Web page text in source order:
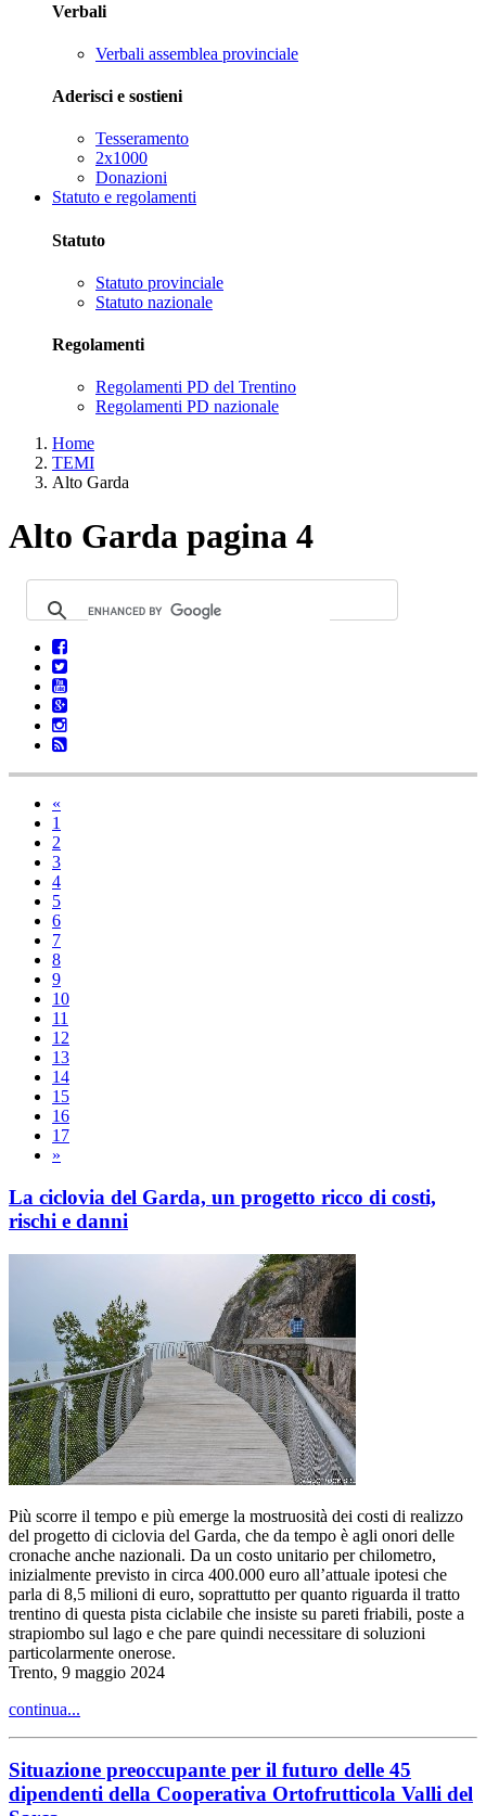
Verbali
Verbali assemblea provinciale
Aderisci e sostieni
Tesseramento
2x1000
Donazioni
Statuto e regolamenti
Statuto
Statuto provinciale
Statuto nazionale
Regolamenti
Regolamenti PD del Trentino
Regolamenti PD nazionale
Home
TEMI
Alto Garda
Alto Garda pagina 4
«
1
2
3
4
5
6
7
8
9
10
11
12
13
14
15
16
17
»
La ciclovia del Garda, un progetto ricco di costi,
rischi e danni
Più scorre il tempo e più emerge la mostruosità dei costi di realizzo
del progetto di ciclovia del Garda, che da tempo è agli onori delle
cronache anche nazionali. Da un costo unitario per chilometro,
inizialmente previsto in circa 400.000 euro all’attuale ipotesi che
parla di 8,5 milioni di euro, soprattutto per quanto riguarda il tratto
trentino di questa pista ciclabile che insiste su pareti friabili, poste a
strapiombo sul lago e che pare quindi necessitare di soluzioni
particolarmente onerose.
Trento, 9 maggio 2024
continua...
Situazione preoccupante per il futuro delle 45
dipendenti della Cooperativa Ortofrutticola Valli del